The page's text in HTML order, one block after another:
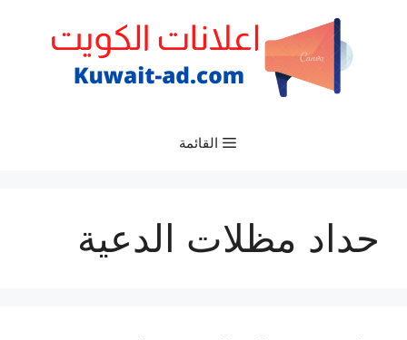
القائمة
حداد مظلات الدعية